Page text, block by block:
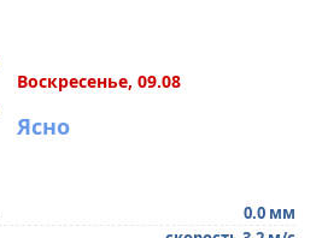
Воскресенье, 09.08
Ясно
0.0 мм